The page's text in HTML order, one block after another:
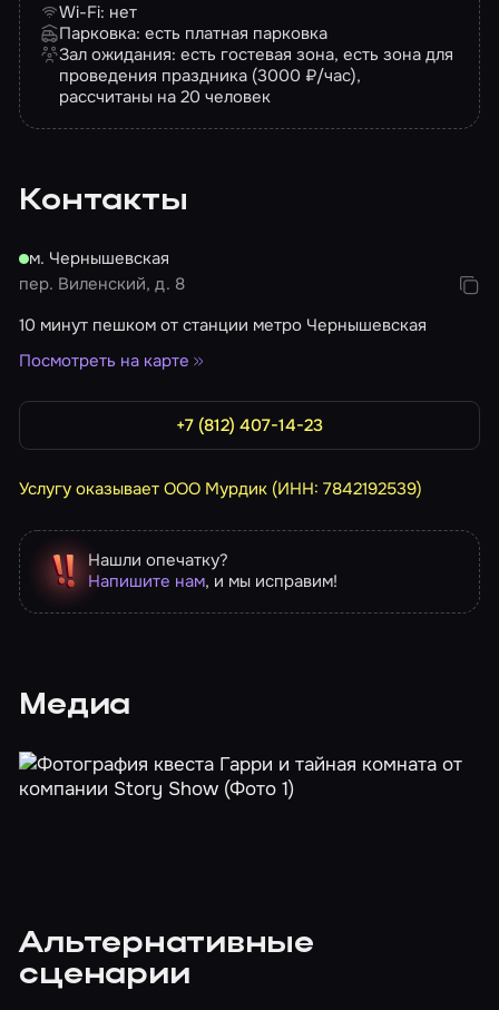
Wi-Fi: нет
Парковка: есть платная парковка
Зал ожидания: есть гостевая зона, есть зона для
проведения праздника (3000 ₽/час),
рассчитаны на 20 человек
Контакты
м. Чернышевская
пер. Виленский, д. 8
10 минут пешком от станции метро Чернышевская
Посмотреть на карте
+7 (812) 407-14-23
Услугу оказывает ООО Мурдик (ИНН: 7842192539)
Нашли опечатку?
Напишите нам, и мы исправим!
Медиа
Альтернативные
сценарии